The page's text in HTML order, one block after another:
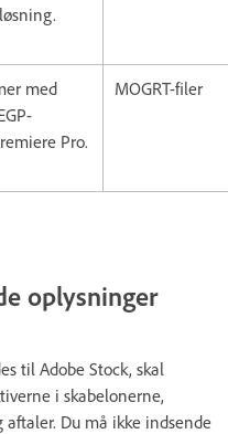
med
Pro.
MOGRT-filer
oplysninger
til Adobe Stock, skal
i skabelonerne,
Du må ikke indsende